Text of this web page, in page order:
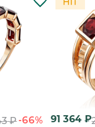
₽-66% 91 364₽